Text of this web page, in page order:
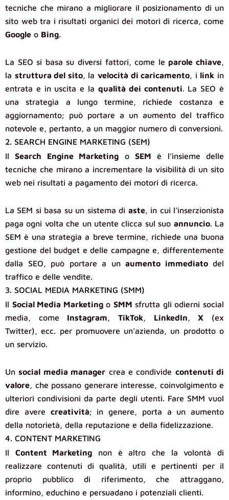
tecniche che mirano a migliorare il posizionamento di un
sito web tra i risultati organici dei motori di ricerca, come
Google o Bing.
La SEO si basa su diversi fattori, come le parole chiave,
la struttura del sito, lavelocità di caricamento, i link in
entrata e in uscita e la qualità dei contenuti. La SEO è
una strategia a lungo termine, richiede costanza e
aggiornamento; può portare a un aumento del traffico
notevole e, pertanto, a un maggior numero di conversioni.
2. SEARCH ENGINE MARKETING (SEM)
IlSearch Engine Marketing o SEM è l’insieme delle
tecniche che mirano a incrementare la visibilità di un sito
web nei risultati a pagamento dei motori di ricerca.
La SEM si basa su un sistema di aste, in cui l’inserzionista
paga ogni volta che un utente clicca sul suo annuncio. La
SEM è una strategia a breve termine, richiede una buona
gestione del budget e delle campagne e, differentemente
dalla SEO, può portare a un aumento immediatodel
traffico e delle vendite.
3. SOCIAL MEDIA MARKETING (SMM)
Il Social Media Marketingo SMM sfrutta gli odierni social
media, come Instagram,TikTok, LinkedIn,X (ex
Twitter), ecc. per promuovere un’azienda, un prodotto o
un servizio.
Unsocial media manager crea e condivide contenuti di
valore, che possano generare interesse, coinvolgimento e
ulteriori condivisioni da parte degli utenti. Fare SMM vuol
dire avere creatività; in genere, porta a un aumento
della notorietà, della reputazione e della fidelizzazione.
4. CONTENT MARKETING
Il Content Marketing non è altro che la volontà di
realizzare contenuti di qualità, utili e pertinenti per il
proprio pubblico di riferimento, che attraggano,
informino, educhino e persuadano i potenziali clienti.